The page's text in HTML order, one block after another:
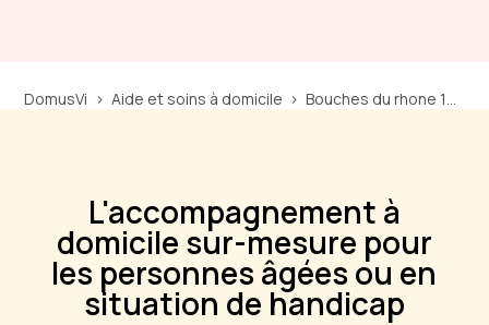
DomusVi Aide et soins à domicile Bouches du rhone 13
L'accompagnement à
domicile sur-mesure pour
les personnes âgées ou en
situation de handicap